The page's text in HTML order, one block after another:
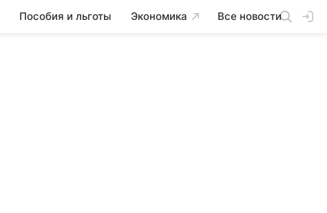
Пособия и льготы Экономика Все новости